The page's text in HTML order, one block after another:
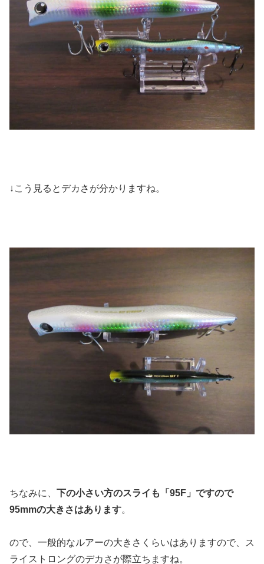
↓こう見るとデカさが分かりますね。
ちなみに、 下の小さい方のスライも「95F」ですので
95mmの大きさはあります。
ので、一般的なルアーの大きさくらいはありますので、ス
ライストロングのデカさが際立ちますね。